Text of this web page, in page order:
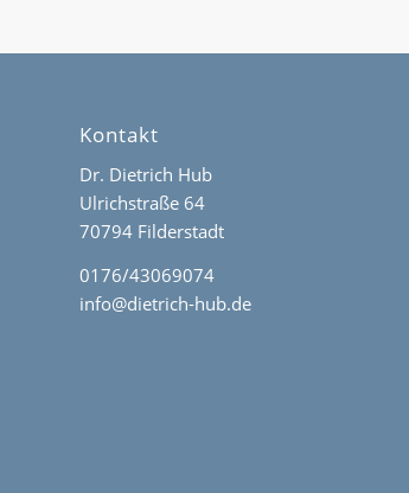
Kontakt
Dr. Dietrich Hub
Ulrichstraße 64
70794 Filderstadt
0176/43069074
info@dietrich-hub.de